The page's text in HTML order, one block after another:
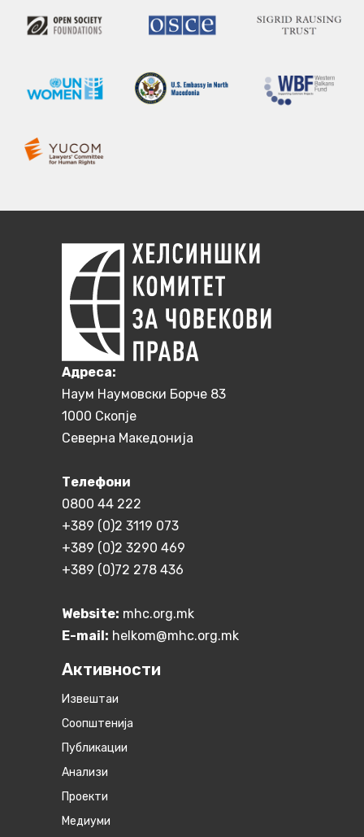
Aдреса:
Наум Наумовски Борче 83
1000 Скопје
Северна Македонија
Телефони
0800 44 222
+389 (0)2 3119 073
+389 (0)2 3290 469
+389 (0)72 278 436
Website: mhc.org.mk
E-mail: helkom@mhc.org.mk
Активности
Извештаи
Соопштенија
Публикации
Анализи
Проекти
Медиуми